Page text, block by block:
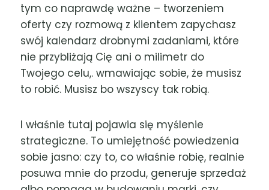
tym co naprawdę ważne – tworzeniem
oferty czy rozmową z klientem zapychasz
swój kalendarz drobnymi zadaniami, które
nie przybliżają Cię ani o milimetr do
Twojego celu,. wmawiając sobie, że musisz
to robić. Musisz bo wszyscy tak robią.
I właśnie tutaj pojawia się myślenie
strategiczne. To umiejętność powiedzenia
sobie jasno: czy to, co właśnie robię, realnie
posuwa mnie do przodu, generuje sprzedaż